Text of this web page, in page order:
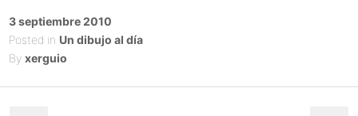
Posted
on
3 septiembre 2010
Posted in Un dibujo al día
By xerguio